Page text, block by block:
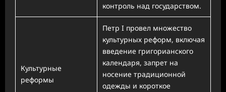
контроль над государством.
Культурные
реформы
Петр I провел множество
культурных реформ, включая
введение григорианского
календаря, запрет на
носение традиционной
одежды и короткое